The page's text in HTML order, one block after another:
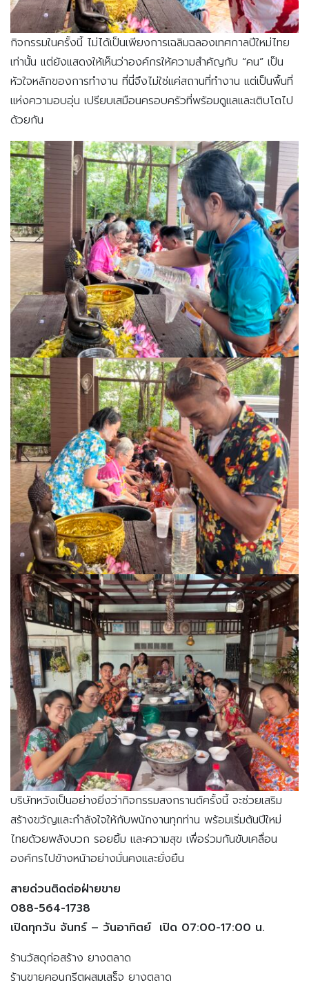
กิจกรรมในครั้งนี้ ไม่ได้เป็นเพียงการเฉลิมฉลองเทศกาลปีใหม่ไทย
เท่านั้น แต่ยังแสดงให้เห็นว่าองค์กรให้ความสำคัญกับ “คน” เป็น
หัวใจหลักของการทำงาน ที่นี่จึงไม่ใช่แค่สถานที่ทำงาน แต่เป็นพื้นที่
แห่งความอบอุ่น เปรียบเสมือนครอบครัวที่พร้อมดูแลและเติบโตไป
ด้วยกัน
บริษัทหวังเป็นอย่างยิ่งว่ากิจกรรมสงกรานต์ครั้งนี้ จะช่วยเสริม
สร้างขวัญและกำลังใจให้กับพนักงานทุกท่าน พร้อมเริ่มต้นปีใหม่
ไทยด้วยพลังบวก รอยยิ้ม และความสุข เพื่อร่วมกันขับเคลื่อน
องค์กรไปข้างหน้าอย่างมั่นคงและยั่งยืน
สายด่วนติดต่อฝ่ายขาย
088-564-1738
เปิดทุกวัน จันทร์ – วันอาทิตย์ เปิด 07:00-17:00 น.
ร้านวัสดุก่อสร้าง ยางตลาด
ร้านขายคอนกรีตผสมเสร็จ ยางตลาด